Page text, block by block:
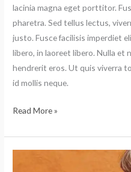
lacinia magna eget porttitor.
pharetra. Sed tellus lectus,
justo. Fusce facilisis imperdiet
libero, in laoreet libero. Nulla et
hendrerit eros. Ut quis viverra
id mollis neque.
Read More »